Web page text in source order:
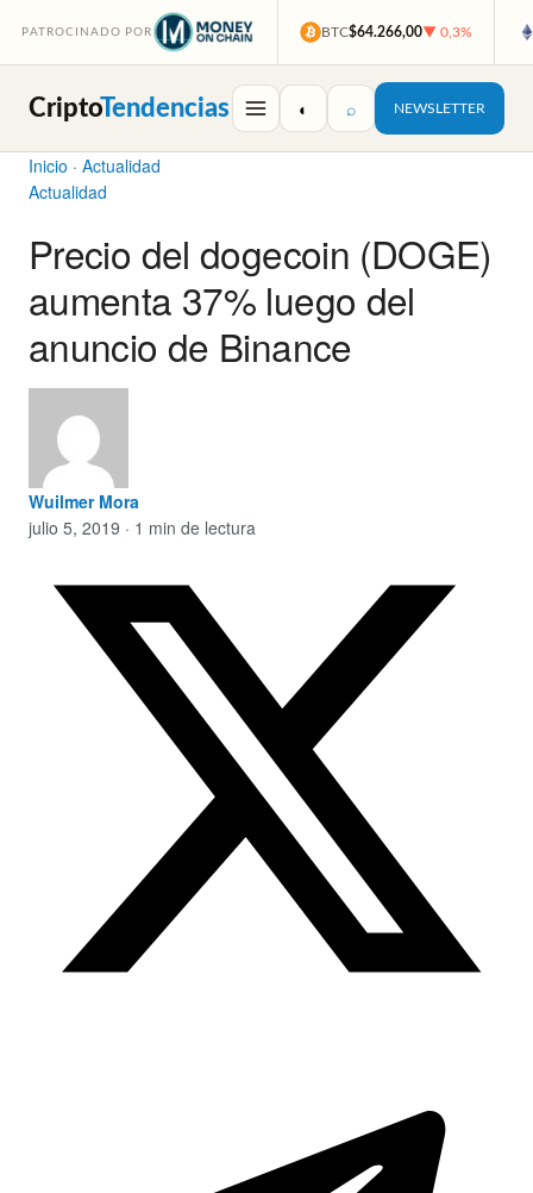
PATROCINADO POR BTC$64.266,00▼ 0,3%
CriptoTendencias ◐ ⌕ NEWSLETTER
Inicio · Actualidad
Actualidad
Precio del dogecoin (DOGE)
aumenta 37% luego del
anuncio de Binance
Wuilmer Mora
julio 5, 2019 · 1 min de lectura